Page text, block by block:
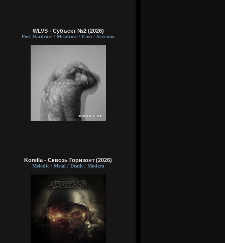
WLVS - Субъект №2 (2026)
Post-Hardcore / Metalcore / Emo / Screamo
Korella - Сквозь Горизонт (2026)
Melodic / Metal / Death / Modern